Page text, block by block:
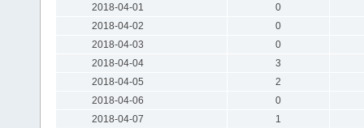
2018-04-01
0
2018-04-02
0
2018-04-03
0
2018-04-04
3
2018-04-05
2
2018-04-06
0
2018-04-07
1